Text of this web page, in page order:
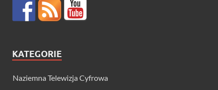
KATEGORIE
Naziemna Telewizja Cyfrowa